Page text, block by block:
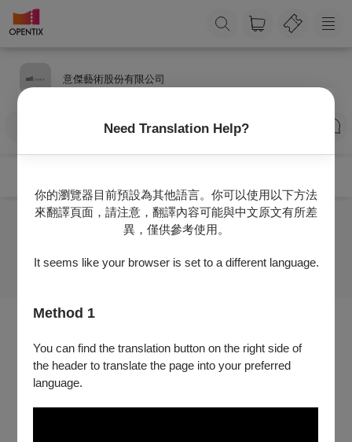
Need Translation Help?
你的瀏覽器目前預設為其他語言。你可以使用以下方法
來翻譯頁面，請注意，翻譯內容可能與中文原文有所差
異，僅供參考使用。
It seems like your browser is set to a different language.
Method 1
You can find the translation button on the right side of
the header to translate the page into your preferred
language.
意傑藝術股份有限公司
訂閱